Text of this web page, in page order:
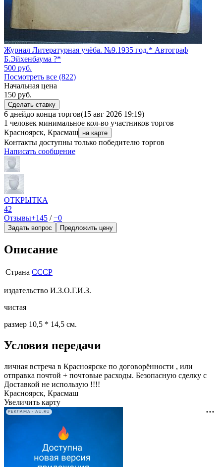
Журнал Литературная учёба. №9.1935 год.* Автограф
Б.Эйхенбаума ?*
500 руб.
Посмотреть все (822)
Начальная цена
150 руб.
Сделать ставку
6 днейдо конца торгов(15 авг 2026 19:19)
1 человек минимальное кол-во участников торгов
Красноярск, Красмаш на карте
Контакты доступны только победителю торгов
Написать сообщение
ОТКРЫТКА
42
Отзывы+145 /−0
Задать вопрос Предложить цену
Описание
Страна СССР
издательство И.З.О.Г.И.З.
чистая
размер 10,5 * 14,5 см.
Условия передачи
личная встреча в Красноярске по договорённости , или
отправка почтой + почтовые расходы. Безопасную сделку с
Доставкой не использую !!!!
Красноярск, Красмаш
Увеличить карту
РЕКЛАМА • AU.RU